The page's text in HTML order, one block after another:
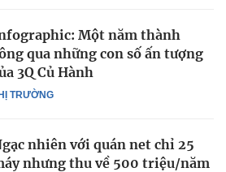
TRƯỜNG
Một năm thành
qua những con số ấn tượng
3Q Củ Hành
nhiên với quán net chỉ 25
nhưng thu về 500 triệu/năm